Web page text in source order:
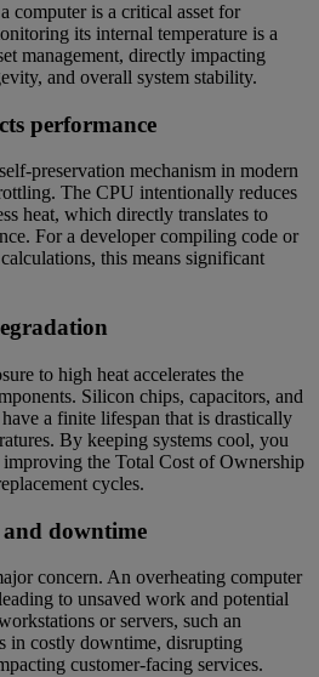
computer is a critical asset for
its internal temperature is a
management, directly impacting
and overall system stability.
performance
preservation mechanism in modern
The CPU intentionally reduces
heat, which directly translates to
For a developer compiling code or
this means significant
to high heat accelerates the
Silicon chips, capacitors, and
a finite lifespan that is drastically
By keeping systems cool, you
the Total Cost of Ownership
cycles.
downtime
concern. An overheating computer
to unsaved work and potential
or servers, such an
in costly downtime, disrupting
customer-facing services.